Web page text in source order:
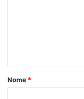
rNome *